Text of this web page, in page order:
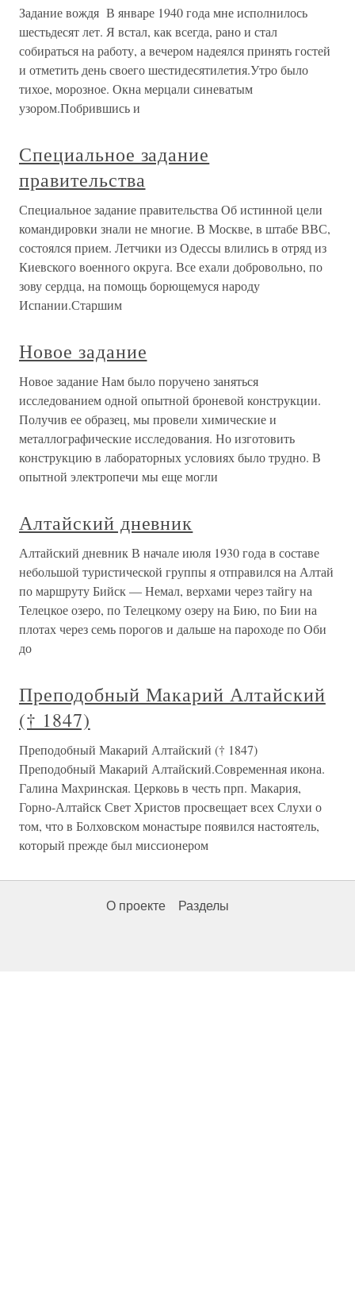
Задание вождя В январе 1940 года мне исполнилось
шестьдесят лет. Я встал, как всегда, рано и стал
собираться на работу, а вечером надеялся принять гостей
и отметить день своего шестидесятилетия.Утро было
тихое, морозное. Окна мерцали синеватым
узором.Побрившись и
Специальное задание
правительства
Специальное задание правительства Об истинной цели
командировки знали не многие. В Москве, в штабе ВВС,
состоялся прием. Летчики из Одессы влились в отряд из
Киевского военного округа. Все ехали добровольно, по
зову сердца, на помощь борющемуся народу
Испании.Старшим
Новое задание
Новое задание Нам было поручено заняться
исследованием одной опытной броневой конструкции.
Получив ее образец, мы провели химические и
металлографические исследования. Но изготовить
конструкцию в лабораторных условиях было трудно. В
опытной электропечи мы еще могли
Алтайский дневник
Алтайский дневник В начале июля 1930 года в составе
небольшой туристической группы я отправился на Алтай
по маршруту Бийск — Немал, верхами через тайгу на
Телецкое озеро, по Телецкому озеру на Бию, по Бии на
плотах через семь порогов и дальше на пароходе по Оби
до
Преподобный Макарий Алтайский
(† 1847)
Преподобный Макарий Алтайский († 1847)
Преподобный Макарий Алтайский.Современная икона.
Галина Махринская. Церковь в честь прп. Макария,
Горно-Алтайск Свет Христов просвещает всех Слухи о
том, что в Болховском монастыре появился настоятель,
который прежде был миссионером
О проекте Разделы